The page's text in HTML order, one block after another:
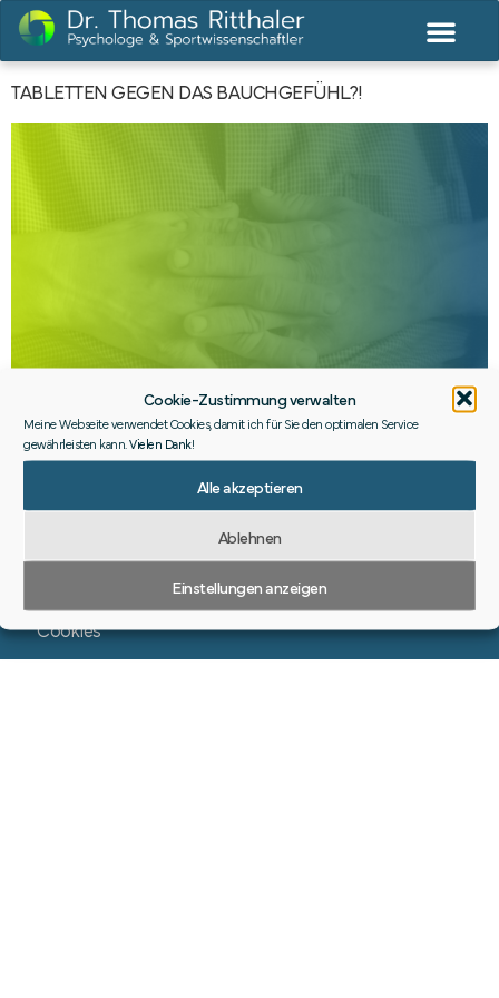
Cookie-Zustimmung verwalten
Meine Webseite verwendet Cookies, damit ich für Sie den optimalen Service
gewährleisten kann. Vielen Dank!
Alle akzeptieren
Ablehnen
Einstellungen anzeigen
TABLETTEN GEGEN DAS BAUCHGEFÜHL?!
Entscheidung stehen wir öfter, als es uns meist bewusst ist.
Cookies